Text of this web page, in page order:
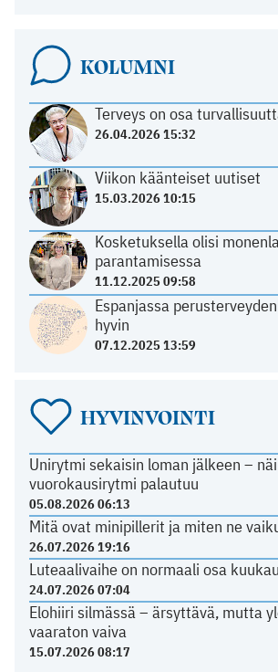
KOLUMNI
Terveys on osa
26.04.2026 15:32
Viikon käänteiset uutiset
15.03.2026 10:15
Kosketuksella olisi
parantamisessa
11.12.2025 09:58
Espanjassa
hyvin
07.12.2025 13:59
HYVINVOINTI
Unirytmi sekaisin loman jälkeen –
vuorokausirytmi palautuu
05.08.2026 06:13
Mitä ovat minipillerit ja miten ne
26.07.2026 19:16
Luteaalivaihe on normaali osa
24.07.2026 07:04
Elohiiri silmässä – ärsyttävä, mutta
vaaraton vaiva
15.07.2026 08:17